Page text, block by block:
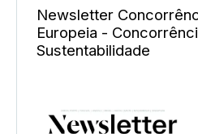
Newsletter
Europeia -
Sustentabilidade